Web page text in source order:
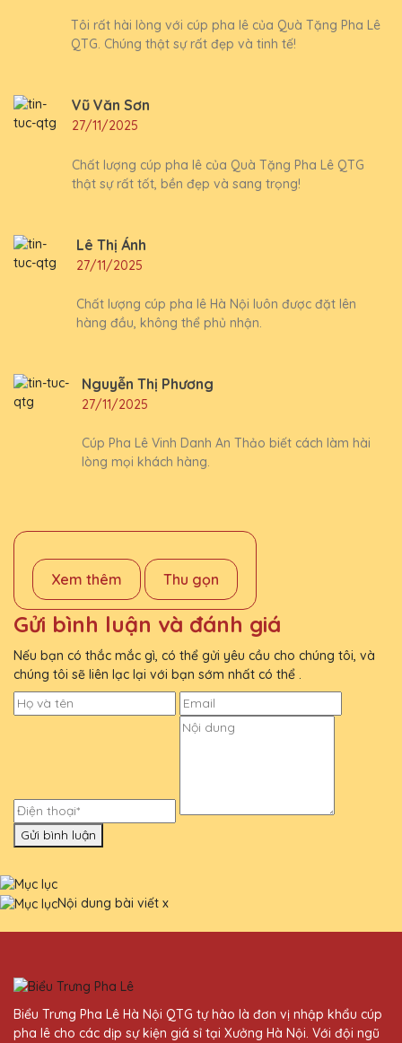
Tôi rất hài lòng với cúp pha lê của Quà Tặng Pha Lê
QTG. Chúng thật sự rất đẹp và tinh tế!
Vũ Văn Sơn
27/11/2025
Chất lượng cúp pha lê của Quà Tặng Pha Lê QTG
thật sự rất tốt, bền đẹp và sang trọng!
Lê Thị Ánh
27/11/2025
Chất lượng cúp pha lê Hà Nội luôn được đặt lên
hàng đầu, không thể phủ nhận.
Nguyễn Thị Phương
27/11/2025
Cúp Pha Lê Vinh Danh An Thảo biết cách làm hài
lòng mọi khách hàng.
Xem thêm Thu gọn
Gửi bình luận và đánh giá
Nếu bạn có thắc mắc gì, có thể gửi yêu cầu cho chúng tôi, và
chúng tôi sẽ liên lạc lại với bạn sớm nhất có thể .
Gửi bình luận
Nội dung bài viết x
Biểu Trưng Pha Lê Hà Nội QTG tự hào là đơn vị nhập khẩu cúp
pha lê cho các dịp sự kiện giá sỉ tại Xưởng Hà Nội. Với đội ngũ